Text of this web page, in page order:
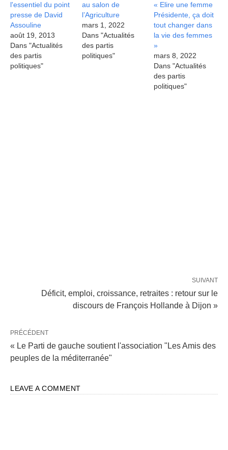
l'essentiel du point
presse de David
Assouline
août 19, 2013
Dans "Actualités
des partis
politiques"
au salon de
l’Agriculture
mars 1, 2022
Dans "Actualités
des partis
politiques"
« Elire une femme
Présidente, ça doit
tout changer dans
la vie des femmes
»
mars 8, 2022
Dans "Actualités
des partis
politiques"
SUIVANT
Déficit, emploi, croissance, retraites : retour sur le
discours de François Hollande à Dijon »
PRÉCÉDENT
« Le Parti de gauche soutient l'association "Les Amis des
peuples de la méditerranée"
LEAVE A COMMENT